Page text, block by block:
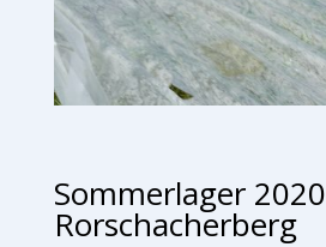
Sommerlager 2020
Rorschacherberg